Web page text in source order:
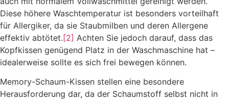
Diese höhere Waschtemperatur ist besonders vorteilhaft
für Allergiker, da sie Staubmilben und deren Allergene
effektiv abtötet. [2] Achten Sie jedoch darauf, dass das
Kopfkissen genügend Platz in der Waschmaschine hat –
idealerweise sollte es sich frei bewegen können.
Memory-Schaum-Kissen stellen eine besondere
Herausforderung dar, da der Schaumstoff selbst nicht in